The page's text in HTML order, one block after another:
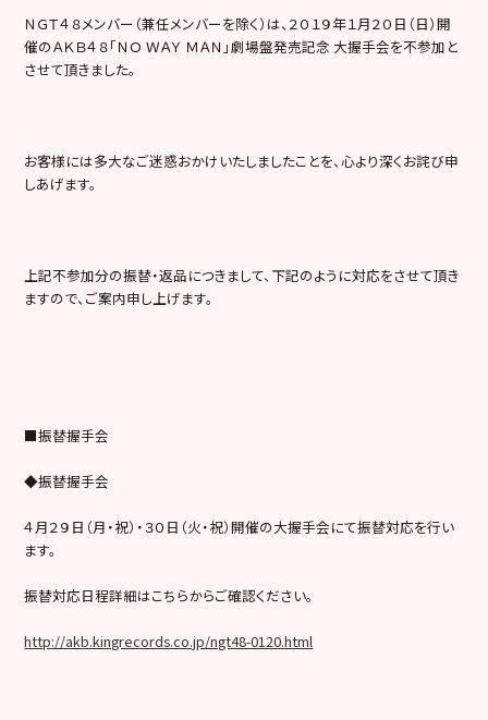
ＮＧＴ４８メンバー（兼任メンバーを除く）は、２０１９年１月２０日（日）開
催のＡＫＢ４８「ＮＯ ＷＡＹ ＭＡＮ」劇場盤発売記念 大握手会を不参加と
させて頂きました。
お客様には多大なご迷惑おかけいたしましたことを、心より深くお詫び申
しあげます。
上記不参加分の振替・返品につきまして、下記のように対応をさせて頂き
ますので、ご案内申し上げます。
■振替握手会
◆振替握手会
４月２９日（月・祝）・３０日（火・祝）開催の大握手会にて振替対応を行い
ます。
振替対応日程詳細はこちらからご確認ください。
http://akb.kingrecords.co.jp/ngt48-0120.html